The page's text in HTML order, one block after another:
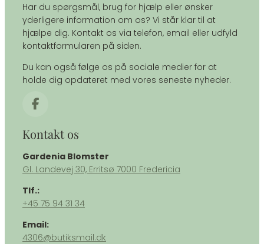
Har du spørgsmål, brug for hjælp eller ønsker
yderligere information om os? Vi står klar til at
hjælpe dig. Kontakt os via telefon, email eller udfyld
kontaktformularen på siden.
Du kan også følge os på sociale medier for at
holde dig opdateret med vores seneste nyheder.
Kontakt os
Gardenia Blomster
​Gl. Landevej 30, Erritsø 7000 Fredericia
Tlf.:
+45 75 94 31 34
Email:
4306@butiksmail.dk